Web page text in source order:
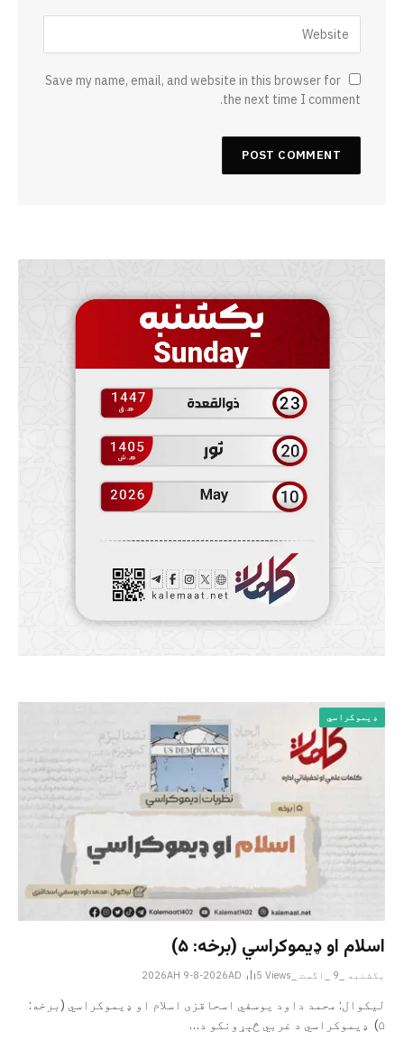
Save my name, email, and website in this browser for
the next time I comment.
ډیموکراسي
اسلام او ډیموکراسي (برخه: ۵)
یکشنبه _9 _اگست _2026AH 9-8-2026AD 5 Views
لیکوال: محمد داود یوسفي اسحاقزی اسلام او ډیموکراسي (برخه:
۵) ډیموکراسي د غربي څېړونکو د…